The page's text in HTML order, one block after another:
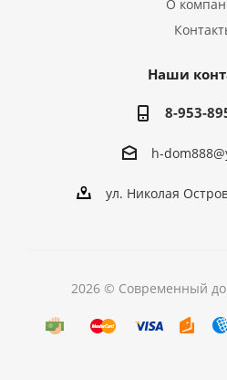
О
Наши
8-953-
h-
ул. Николая
2026 © Современный